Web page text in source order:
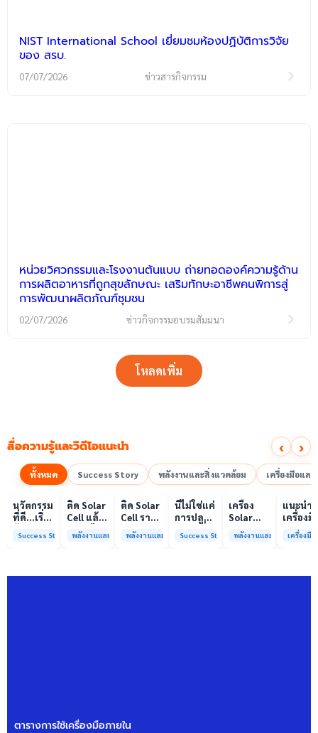
NIST International School เยี่ยมชมห้องปฏิบัติการวิจัย
ของ สรบ.
07/07/2026 ข่าวสารกิจกรรม
หน่วยวิศวกรรมและโรงงานต้นแบบ ถ่ายทอดองค์ความรู้ด้าน
การผลิตอาหารที่ถูกสุขลักษณะ เสริมทักษะอาชีพคนพิการสู่
การพัฒนาผลิตภัณฑ์ชุมชน
02/07/2026 ข่าวกิจกรรมอบรมสัมมนา
โหลดเพิ่ม
สื่อความรู้และวิดีโอแนะนำ ‹ ›
ทั้งหมด Success Story พลังงานและสิ่งแวดล้อม เครื่องมือแล
เล่นวิดีโอ
00:10
นวัตกรรม
ที่ดี…เริ่ม
ความร่วม
Success Story
เล่นวิดีโอ
00:10
ติด Solar
Cell แล้ว
ลดค่าไฟ
ได้จริง
พลังงานและสิ่งแวดล้อม
00:08
ติด Solar
Cell ราคา
แพง แต่
ค่าไฟ
พลังงานและสิ่งแวดล้อม
เล่นวิดีโอ
นี่ไม่ใช่แค่
การปลูก
คือการ
ให้ป่า
Success Story
เครื่อง
Solar
Simulator
มาตรฐาน
รับรอง
พลังงานและสิ่งแวดล้อม
เล่
01:00
แนะนำ
เครื่องมื
วิเคราะ
ทดสอบ
การกลา
เครื่องมื
ตารางการใช้เครื่องมือภายใน